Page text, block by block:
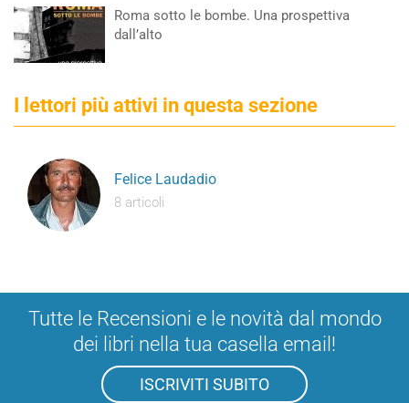
Roma sotto le bombe. Una prospettiva
dall’alto
I lettori più attivi in questa sezione
Felice Laudadio
8 articoli
Tutte le Recensioni e le novità dal mondo
dei libri nella tua casella email!
ISCRIVITI SUBITO